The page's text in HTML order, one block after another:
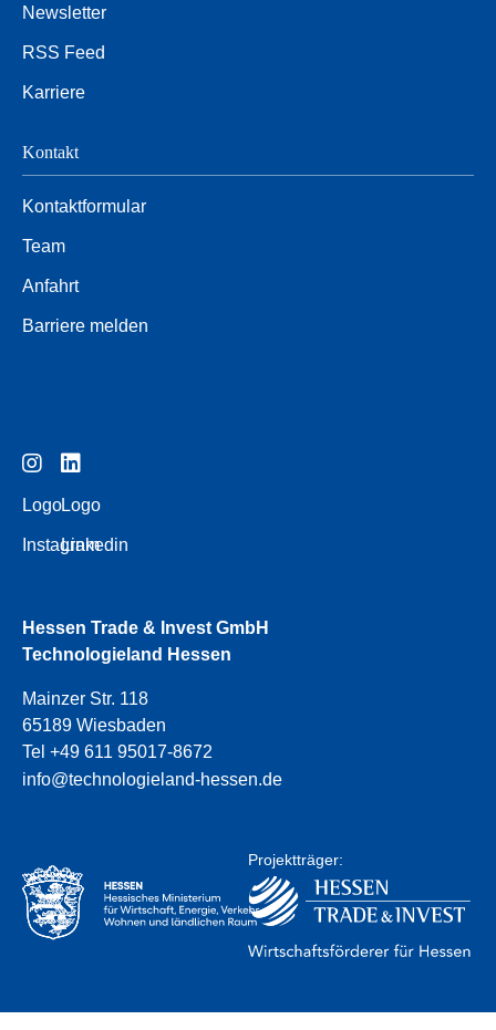
Newsletter
RSS Feed
Karriere
Kontakt
Kontaktformular
Team
Anfahrt
Barriere melden
Logo
Instagram
Logo
Linkedin
Hessen Trade & Invest GmbH
Technologieland Hessen
Mainzer Str. 118
65189 Wiesbaden
Tel +49 611 95017-8672
info@technologieland-hessen.de
Projektträger: